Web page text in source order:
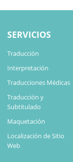
SERVICIOS
Traducción
Interpretación
Traducciones Médicas
Traducción y
Subtitulado
Maquetación
Localización de Sitio
Web